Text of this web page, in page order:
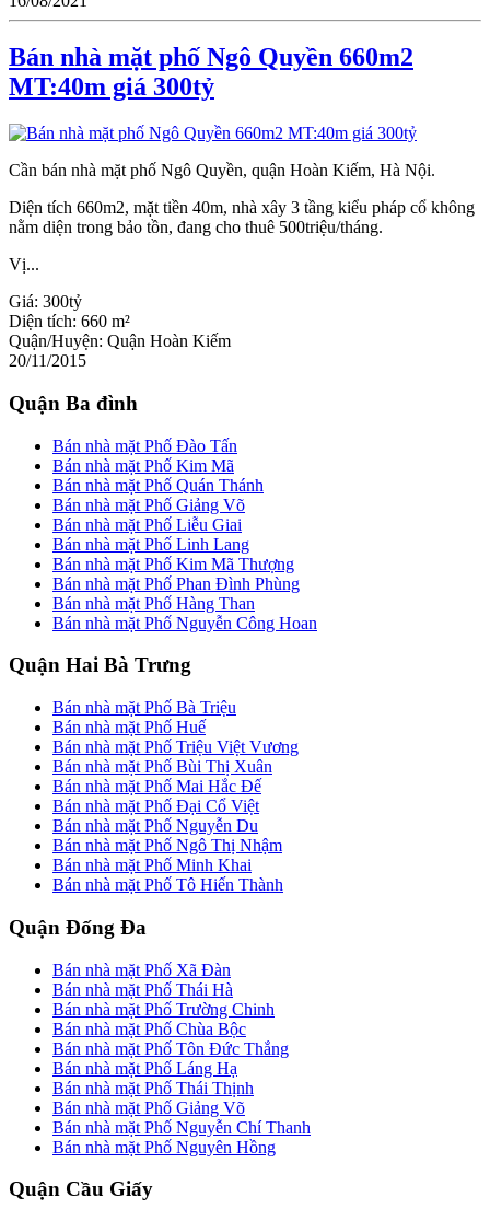
Bán nhà mặt phố Ngô Quyền 660m2
MT:40m giá 300tỷ
Cần bán nhà mặt phố Ngô Quyền, quận Hoàn Kiếm, Hà Nội.
Diện tích 660m2, mặt tiền 40m, nhà xây 3 tầng kiểu pháp cổ không
nằm diện trong bảo tồn, đang cho thuê 500triệu/tháng.
Vị...
Giá: 300tỷ
Diện tích: 660 m²
Quận/Huyện: Quận Hoàn Kiếm
20/11/2015
Quận Ba đình
Bán nhà mặt Phố Đào Tấn
Bán nhà mặt Phố Kim Mã
Bán nhà mặt Phố Quán Thánh
Bán nhà mặt Phố Giảng Võ
Bán nhà mặt Phố Liễu Giai
Bán nhà mặt Phố Linh Lang
Bán nhà mặt Phố Kim Mã Thượng
Bán nhà mặt Phố Phan Đình Phùng
Bán nhà mặt Phố Hàng Than
Bán nhà mặt Phố Nguyễn Công Hoan
Quận Hai Bà Trưng
Bán nhà mặt Phố Bà Triệu
Bán nhà mặt Phố Huế
Bán nhà mặt Phố Triệu Việt Vương
Bán nhà mặt Phố Bùi Thị Xuân
Bán nhà mặt Phố Mai Hắc Đế
Bán nhà mặt Phố Đại Cổ Việt
Bán nhà mặt Phố Nguyễn Du
Bán nhà mặt Phố Ngô Thị Nhậm
Bán nhà mặt Phố Minh Khai
Bán nhà mặt Phố Tô Hiến Thành
Quận Đống Đa
Bán nhà mặt Phố Xã Đàn
Bán nhà mặt Phố Thái Hà
Bán nhà mặt Phố Trường Chinh
Bán nhà mặt Phố Chùa Bộc
Bán nhà mặt Phố Tôn Đức Thắng
Bán nhà mặt Phố Láng Hạ
Bán nhà mặt Phố Thái Thịnh
Bán nhà mặt Phố Giảng Võ
Bán nhà mặt Phố Nguyễn Chí Thanh
Bán nhà mặt Phố Nguyên Hồng
Quận Cầu Giấy